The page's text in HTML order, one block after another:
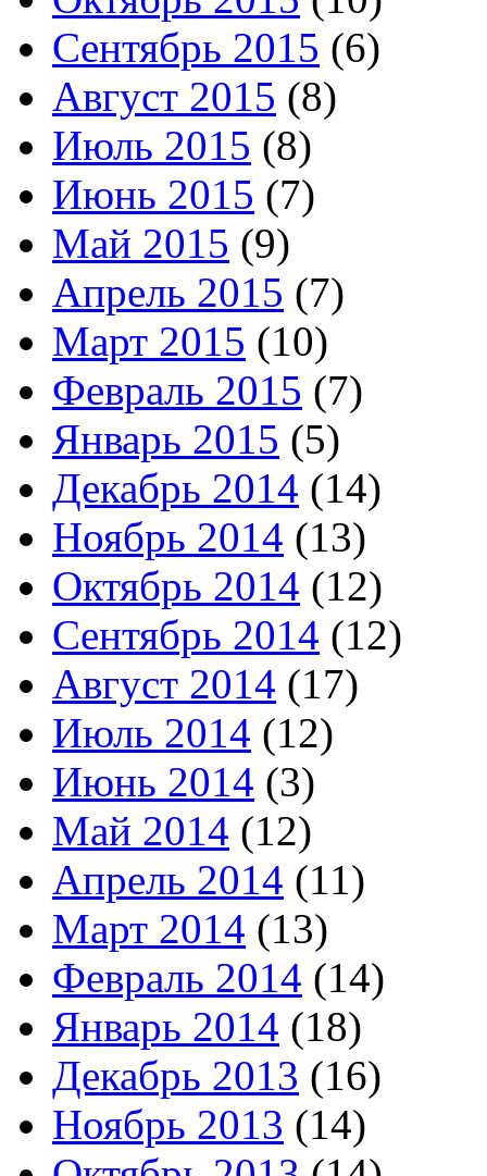
Сентябрь 2015 (6)
Август 2015 (8)
Июль 2015 (8)
Июнь 2015 (7)
Май 2015 (9)
Апрель 2015 (7)
Март 2015 (10)
Февраль 2015 (7)
Январь 2015 (5)
Декабрь 2014 (14)
Ноябрь 2014 (13)
Октябрь 2014 (12)
Сентябрь 2014 (12)
Август 2014 (17)
Июль 2014 (12)
Июнь 2014 (3)
Май 2014 (12)
Апрель 2014 (11)
Март 2014 (13)
Февраль 2014 (14)
Январь 2014 (18)
Декабрь 2013 (16)
Ноябрь 2013 (14)